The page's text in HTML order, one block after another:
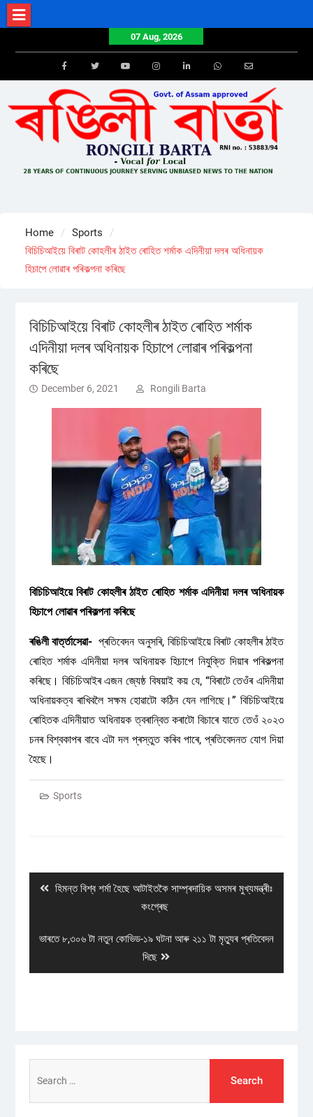
Skip
to
07 Aug, 2026
FacebookTwitterYoutube Email
Home
Sports
বিচিচিআইয়ে বিৰাট কোহলীৰ ঠাইত ৰোহিত শৰ্মাক এদিনীয়া দলৰ অধিনায়ক
হিচাপে লোৱাৰ পৰিকল্পনা কৰিছে
বিচিচিআইয়ে বিৰাট কোহলীৰ ঠাইত ৰোহিত শৰ্মাক
এদিনীয়া দলৰ অধিনায়ক হিচাপে লোৱাৰ পৰিকল্পনা
কৰিছে
December 6, 2021 Rongili Barta
বিচিচিআইয়ে বিৰাট কোহলীৰ ঠাইত ৰোহিত শৰ্মাক এদিনীয়া দলৰ অধিনায়ক
হিচাপে লোৱাৰ পৰিকল্পনা কৰিছে
ৰঙিলী বাৰ্ত্তাসেৱা- প্ৰতিবেদন অনুসৰি, বিচিচিআইয়ে বিৰাট কোহলীৰ ঠাইত
ৰোহিত শৰ্মাক এদিনীয়া দলৰ অধিনায়ক হিচাপে নিযুক্তি দিয়াৰ পৰিকল্পনা
কৰিছে। বিচিচিআইৰ এজন জ্যেষ্ঠ বিষয়াই কয় যে, “বিৰাটে তেওঁৰ এদিনীয়া
অধিনায়কত্ব ৰাখিবলৈ সক্ষম হোৱাটো কঠিন যেন লাগিছে।” বিচিচিআইয়ে
ৰোহিতক এদিনীয়াত অধিনায়ক ত্বৰান্বিত কৰাটো বিচাৰে যাতে তেওঁ ২০২৩
চনৰ বিশ্বকাপৰ বাবে এটা দল প্ৰস্তুত কৰিব পাৰে, প্ৰতিবেদনত যোগ দিয়া
হৈছে।
Sports
Previous
হিমন্ত বিশ্ব শৰ্মা হৈছে আটাইতকৈ সাম্প্ৰদায়িক অসমৰ মুখ্যমন্ত্ৰীঃ
কংগ্ৰেছ
Next
ভাৰতে ৮,৩০৬ টা নতুন কোভিড-১৯ ঘটনা আৰু ২১১ টা মৃত্যুৰ প্ৰতিবেদন
দিছে
for: